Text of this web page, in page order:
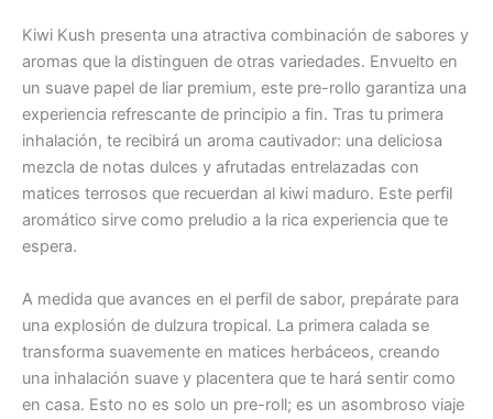
Kiwi Kush presenta una atractiva combinación de sabores y
aromas que la distinguen de otras variedades. Envuelto en
un suave papel de liar premium, este pre-rollo garantiza una
experiencia refrescante de principio a fin. Tras tu primera
inhalación, te recibirá un aroma cautivador: una deliciosa
mezcla de notas dulces y afrutadas entrelazadas con
matices terrosos que recuerdan al kiwi maduro. Este perfil
aromático sirve como preludio a la rica experiencia que te
espera.
A medida que avances en el perfil de sabor, prepárate para
una explosión de dulzura tropical. La primera calada se
transforma suavemente en matices herbáceos, creando
una inhalación suave y placentera que te hará sentir como
en casa. Esto no es solo un pre-roll; es un asombroso viaje